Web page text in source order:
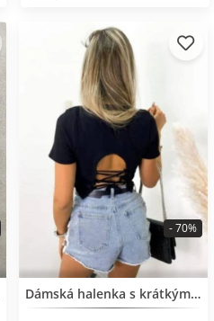
BESTSELLERDámská halenka s krátkým rukávem
- 70%